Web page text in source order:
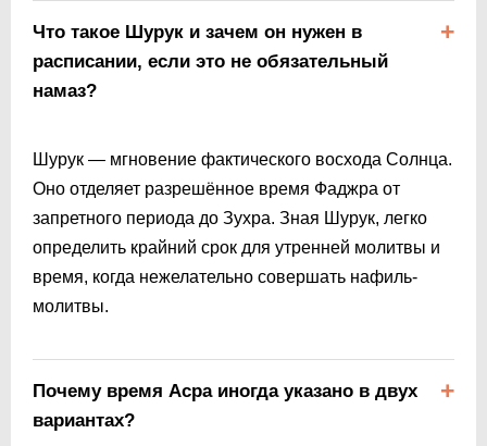
Что такое Шурук и зачем он нужен в
расписании, если это не обязательный
намаз?
Шурук — мгновение фактического восхода Солнца.
Оно отделяет разрешённое время Фаджра от
запретного периода до Зухра. Зная Шурук, легко
определить крайний срок для утренней молитвы и
время, когда нежелательно совершать нафиль-
молитвы.
Почему время Асра иногда указано в двух
вариантах?